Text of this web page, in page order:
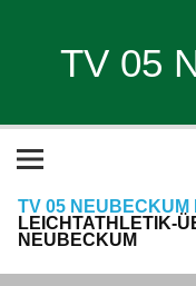
TV 05
TV 05 NEUBECKUM
LEICHTATHLETIK-
NEUBECKUM